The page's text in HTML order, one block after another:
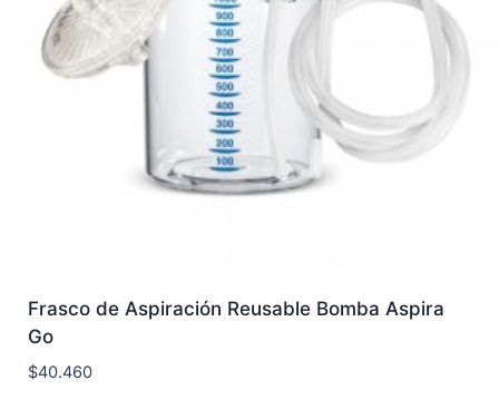
Frasco de Aspiración Reusable Bomba Aspira
Go
$40.460